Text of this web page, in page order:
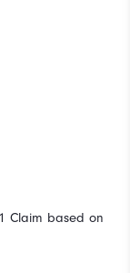
Claim based on